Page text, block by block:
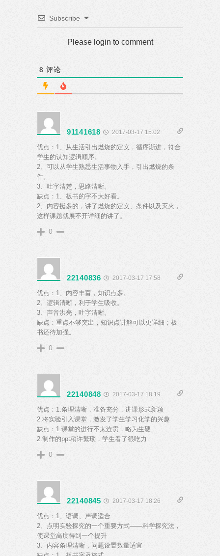
Subscribe
Please login to comment
8 评论
91141618 2017-03-17 15:02
优点：1、从生活引出燃烧的定义，循序渐进，符合
学生的认知逻辑顺序。
2、可以从学生熟悉生活事物入手，引出燃烧的条
件。
3、吐字清楚，思路清晰。
缺点：1、板书的字不大好看。
2、内容挺多的，讲了燃烧的定义、条件以及灭火，
这样课题就展不开详细的讲了。
0
22140836 2017-03-17 17:58
优点：1、内容丰富，知识点多。
2、逻辑清晰，利于学生吸收。
3、声音洪亮，吐字清晰。
缺点：重点不够突出，知识点讲解可以更详细；板
书还待加强。
0
22140848 2017-03-17 18:19
优点：1.条理清晰，准备充分，讲课形式新颖
2.将实验引入课堂，激发了学生学习化学的兴趣
缺点：1.课堂的进行不太连贯，略为生硬
2.制作的ppt稍许繁琐，学生看了很吃力
0
22140845 2017-03-17 18:26
优点：1、语调、声调适合
2、点明实验探究的一个重要方式——科学探究法，
使课堂高度得到一个提升
3、内容条理清晰，问题设置数量适宜